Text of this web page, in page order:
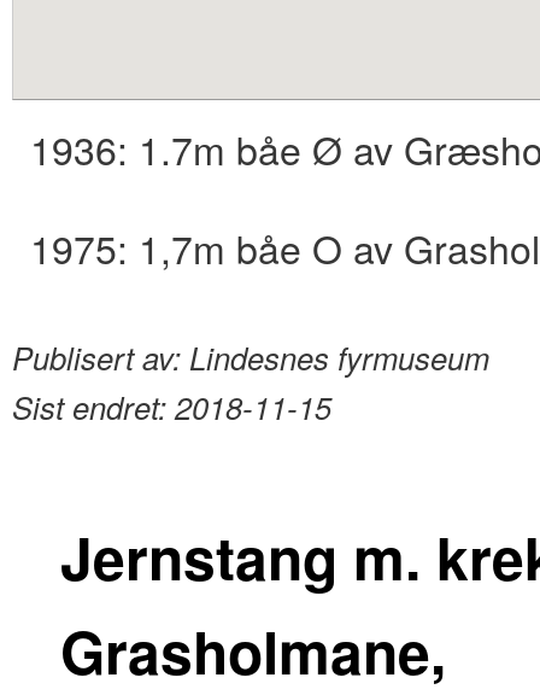
1936: 1.7m båe Ø av
1975: 1,7m båe O av
Publisert av: Lindesnes fyrmuseum
Sist endret:2018-11-15
Jernstang m.
Grasholmane,